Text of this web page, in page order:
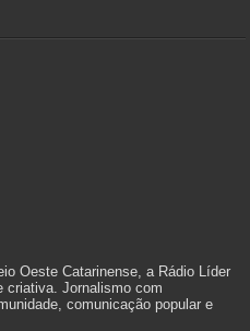
Oeste Catarinense, a Rádio Líder
criativa. Jornalismo com
comunicação popular e